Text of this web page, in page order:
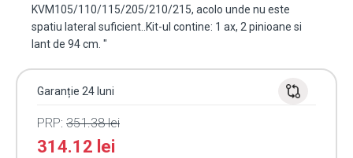
KVM105/110/115/205/210/215, acolo unde nu este
spatiu lateral suficient..Kit-ul contine: 1 ax, 2 pinioane si
lant de 94 cm. "
Garanție 24 luni
PRP: 351.38lei
314.12 lei